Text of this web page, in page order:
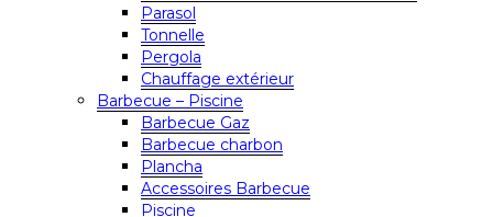
Parasol
Tonnelle
Pergola
Chauffage extérieur
Barbecue – Piscine
Barbecue Gaz
Barbecue charbon
Plancha
Accessoires Barbecue
Piscine